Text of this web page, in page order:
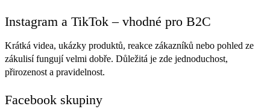
Instagram a TikTok – vhodné pro B2C
Krátká videa, ukázky produktů, reakce zákazníků nebo pohled ze
zákulisí fungují velmi dobře. Důležitá je zde jednoduchost,
přirozenost a pravidelnost.
Facebook skupiny